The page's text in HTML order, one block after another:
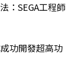
：SEGA工程師
功開發超高功